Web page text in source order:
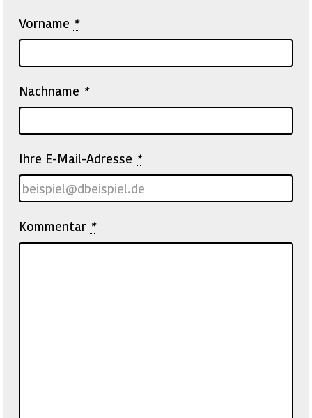
Vorname *
Nachname *
Ihre E-Mail-Adresse *
Kommentar *